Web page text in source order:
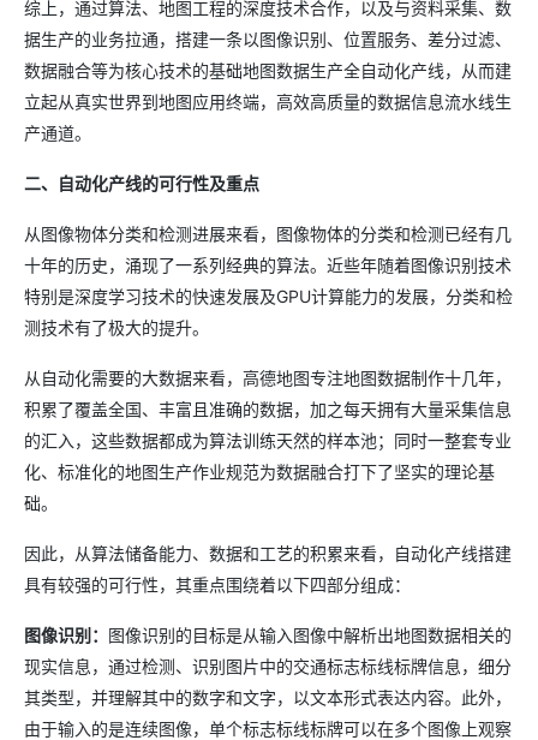
综上，通过算法、地图工程的深度技术合作，以及与资料采集、数
据生产的业务拉通，搭建一条以图像识别、位置服务、差分过滤、
数据融合等为核心技术的基础地图数据生产全自动化产线，从而建
立起从真实世界到地图应用终端，高效高质量的数据信息流水线生
产通道。
二、自动化产线的可行性及重点
从图像物体分类和检测进展来看，图像物体的分类和检测已经有几
十年的历史，涌现了一系列经典的算法。近些年随着图像识别技术
特别是深度学习技术的快速发展及GPU计算能力的发展，分类和检
测技术有了极大的提升。
从自动化需要的大数据来看，高德地图专注地图数据制作十几年，
积累了覆盖全国、丰富且准确的数据，加之每天拥有大量采集信息
的汇入，这些数据都成为算法训练天然的样本池；同时一整套专业
化、标准化的地图生产作业规范为数据融合打下了坚实的理论基
础。
因此，从算法储备能力、数据和工艺的积累来看，自动化产线搭建
具有较强的可行性，其重点围绕着以下四部分组成：
图像识别： 图像识别的目标是从输入图像中解析出地图数据相关的
现实信息，通过检测、识别图片中的交通标志标线标牌信息，细分
其类型，并理解其中的数字和文字，以文本形式表达内容。此外，
由于输入的是连续图像，单个标志标线标牌可以在多个图像上观察